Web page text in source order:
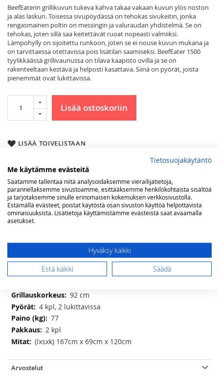
BeefEaterin grillikuvun tukeva kahva takaa vakaan kuvun ylös noston
ja alas laskun. Toisessa sivupöydässä on tehokas sivukeitin, jonka
rengasmainen poltin on messingin ja valuraudan yhdistelmä. Se on
tehokas, joten sillä saa keitettävät ruoat nopeasti valmiiksi.
Lämpöhylly on sijoitettu runkoon, joten se ei nouse kuvun mukana ja
on tarvittaessa otettavissa pois lisätilan saamiseksi. BeefEater 1500
tyylikkäässä grillivaunussa on tilava kaapisto ovilla ja se on
rakenteeltaan kestävä ja helposti kasattava. Siinä on pyörät, joista
pienemmät ovat lukittavissa.
Lisää ostoskoriin
LISÄÄ TOIVELISTAAN
Lisätietoja
LisätietojaKokonaisteho 20 kW; pääpolttimot 16 kW ja sivukeitin
4 kW
4 kpl, paksua valurautaa
kaksiosainen avoritilä ja umpiparila - (lxs)
40x48 ja 40x48 cm, 3840 cm2
matta emaloitu valurauta
4 kW
kyllä, Celsius/Fahrenheit
92 cm
4 kpl, 2 lukittavissa
77
2 kpl
(lxsxk) 167cm x 69cm x 120cm
Arvostelut
Tietosuojakäytäntö
Me käytämme evästeitä
Saatamme tallentaa niitä analysoidaksemme vierailijatietoja,
parannellaksemme sivustoamme, esittääksemme henkilökohtaista sisältöä
ja tarjotaksemme sinulle erinomaisen kokemuksen verkkosivustolla.
Estämällä evästeet, poistat käytöstä osan sivuston käyttöä helpottavista
ominaisuuksista. Lisätietoja käyttämistämme evästeistä saat avaamalla
asetukset.
Hyväksy kaikki
Estä kaikki Säädä